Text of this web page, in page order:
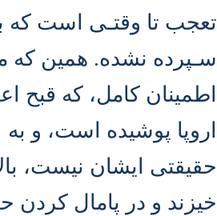
تعجب تا وقتـی است که
سـپرده نشده. همین که
اطمینان کامل، که قبح
اروپا پوشیده است، و
حقیقتی ایشان نیست،
خیزند و در پامال کردن